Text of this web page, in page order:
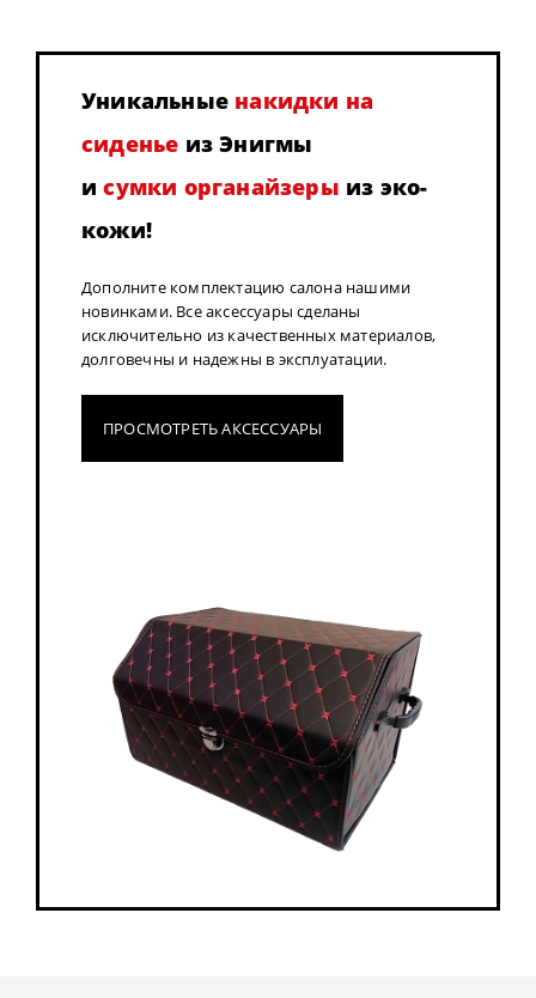
Уникальные накидки на
сиденье из Энигмы
исумки органайзеры из эко-
кожи!
Дополните комплектацию салона нашими
новинками. Все аксессуары сделаны
исключительно из качественных материалов,
долговечны и надежны в эксплуатации.
ПРОСМОТРЕТЬ АКСЕССУАРЫ